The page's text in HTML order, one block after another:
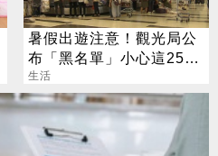
暑假出遊注意！觀光局公
布「黑名單」小心這25家
旅行社
生活